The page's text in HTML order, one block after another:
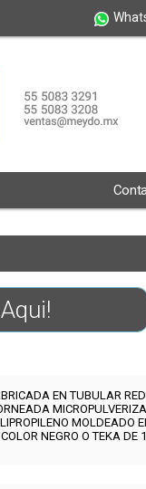
EN TUBULAR
MOLDEADO
NEGRO O TEKA DE